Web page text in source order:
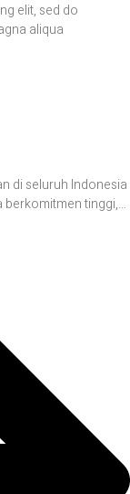
elit, sed do
aliqua
di seluruh Indonesia
berkomitmen tinggi,…